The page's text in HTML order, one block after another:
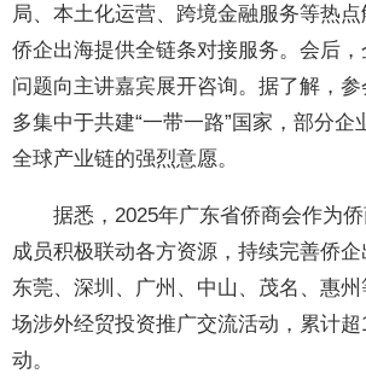
局、本土化运营、跨境金融服务等热
侨企出海提供全链条对接服务。会后
问题向主讲嘉宾展开咨询。据了解，
多集中于共建“一带一路”国家，部分企
全球产业链的强烈意愿。
据悉，2025年广东省侨商会作为侨
成员积极联动各方资源，持续完善侨
东莞、深圳、广州、中山、茂名、惠
场涉外经贸投资推广交流活动，累计
动。